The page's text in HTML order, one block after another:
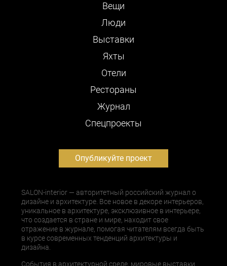
Вещи
Люди
Выставки
Яхты
Отели
Рестораны
Журнал
Cпецпроекты
Опубликуйте проект
SALON-interior — авторитетный российский журнал о
дизайне и архитектуре. Все новое в декоре интерьеров,
уникальное в архитектуре, эксклюзивное в интерьере,
что создается в стране и мире, находит свое
отражение в журнале, помогая читателям всегда быть
в курсе современных тенденций архитектуры и
дизайна.
События в архитектурной среде, мировые выставки